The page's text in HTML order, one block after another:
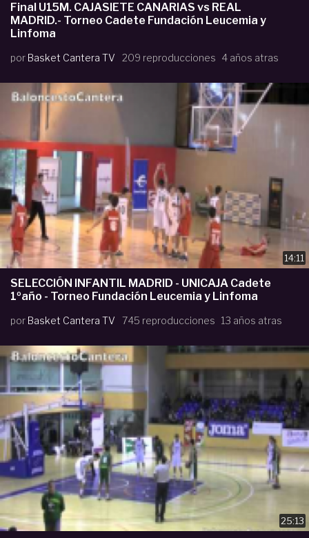
Final U15M. CAJASIETE CANARIAS vs REAL
MADRID.- Torneo Cadete Fundación Leucemia y
Linfoma
por Basket Cantera TV 209 reproducciones 4 años atras
14:11
SELECCIÓN INFANTIL MADRID - UNICAJA Cadete
1ºaño - Torneo Fundación Leucemia y Linfoma
por Basket Cantera TV 745 reproducciones 13 años atras
25:13